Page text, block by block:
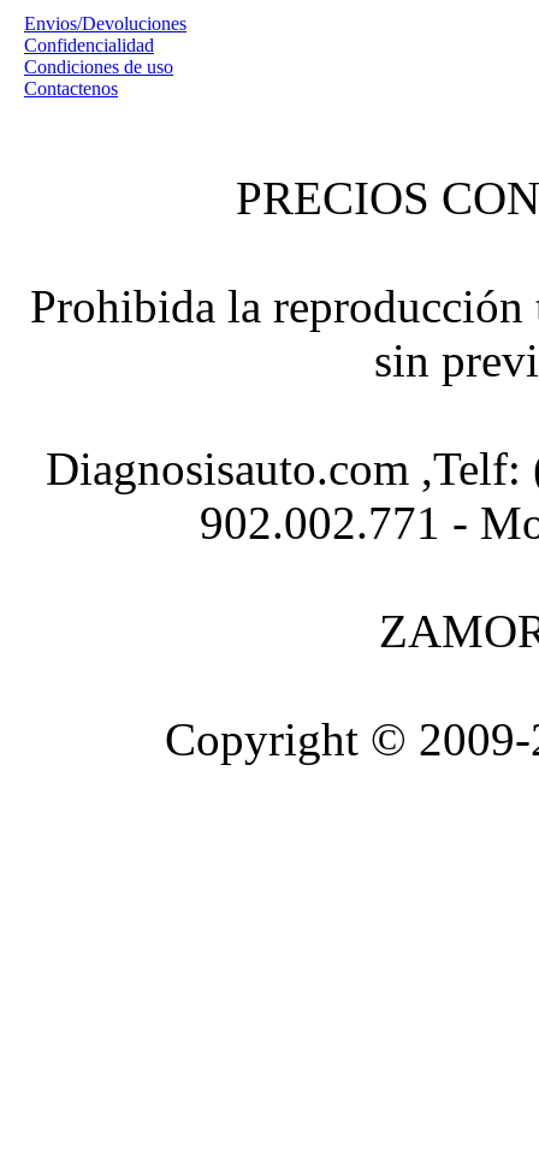
Envios/Devoluciones
Confidencialidad
Condiciones de uso
Contactenos
PRECIOS
Prohibida la
sin
Diagnosisauto.com
902.002.771 -
Copyright ©